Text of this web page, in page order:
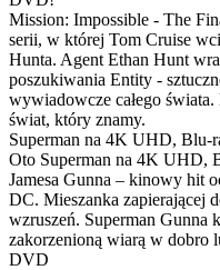
Mission: Impossible - The
serii, w której Tom Cruise
Hunta. Agent Ethan Hunt
poszukiwania Entity -
wywiadowcze całego
świat, który znamy.
Superman na 4K UHD,
Oto Superman na 4K UHD,
Jamesa Gunna – kinowy hit
DC. Mieszanka zapierającej
wzruszeń. Superman Gunna
zakorzenioną wiarą w dobro
DVD